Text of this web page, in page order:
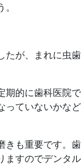
たが、まれに虫歯
期的に歯科医院で
っていないかなど
きも重要です。歯
ますのでデンタル